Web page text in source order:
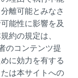
離可能とみなさ
能性に影響を及
約の規定は、
のコンテンツ提
に効力を有する
は本サイトへの